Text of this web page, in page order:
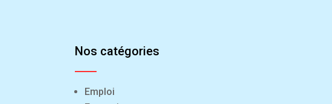
Nos catégories
Emploi